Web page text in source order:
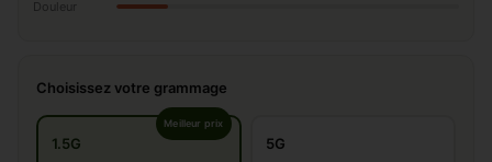
Douleur
Choisissez votre grammage
Meilleur prix
1.5G 5G